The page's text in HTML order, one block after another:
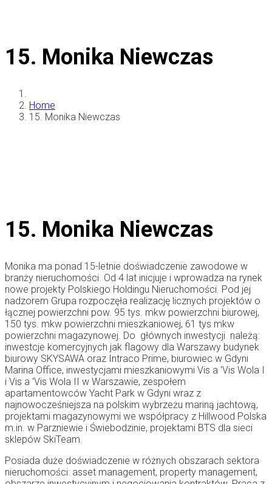
15. Monika Niewczas
Home
15. Monika Niewczas
15. Monika Niewczas
Monika ma ponad 15-letnie doświadczenie zawodowe w
branży nieruchomości. Od 4 lat inicjuje i wprowadza na rynek
nowe projekty Polskiego Holdingu Nieruchomości. Pod jej
nadzorem Grupa rozpoczęła realizację licznych projektów o
łącznej powierzchni pow. 95 tys. mkw powierzchni biurowej,
150 tys. mkw powierzchni mieszkaniowej, 61 tys mkw
powierzchni magazynowej. Do głównych inwestycji należą:
inwestcje komercyjnych jak flagowy dla Warszawy budynek
biurowy SKYSAWA oraz Intraco Prime, biurowiec w Gdyni
Marina Office, inwestycjami mieszkaniowymi Vis a ‘Vis Wola I
i Vis a ‘Vis Wola II w Warszawie, zespołem
apartamentowców Yacht Park w Gdyni wraz z
najnowocześniejsza na polskim wybrzeżu mariną jachtową,
projektami magazynowymi we współpracy z Hillwood Polska
m.in. w Parzniewie i Świebodzinie, projektami BTS dla sieci
sklepów SkiTeam.
Posiada duże doświadczenie w różnych obszarach sektora
nieruchomości: asset management, property management,